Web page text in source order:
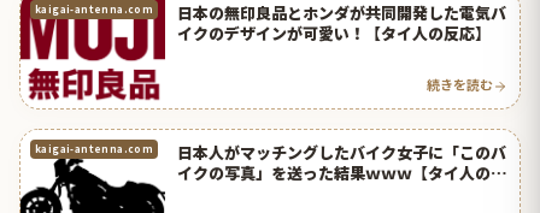
kaigai-antenna.com
日本の無印良品とホンダが共同開発した電気バ
イクのデザインが可愛い！【タイ人の反応】
続きを読む
kaigai-antenna.com
日本人がマッチングしたバイク女子に「このバ
イクの写真」を送った結果ｗｗｗ【タイ人の反